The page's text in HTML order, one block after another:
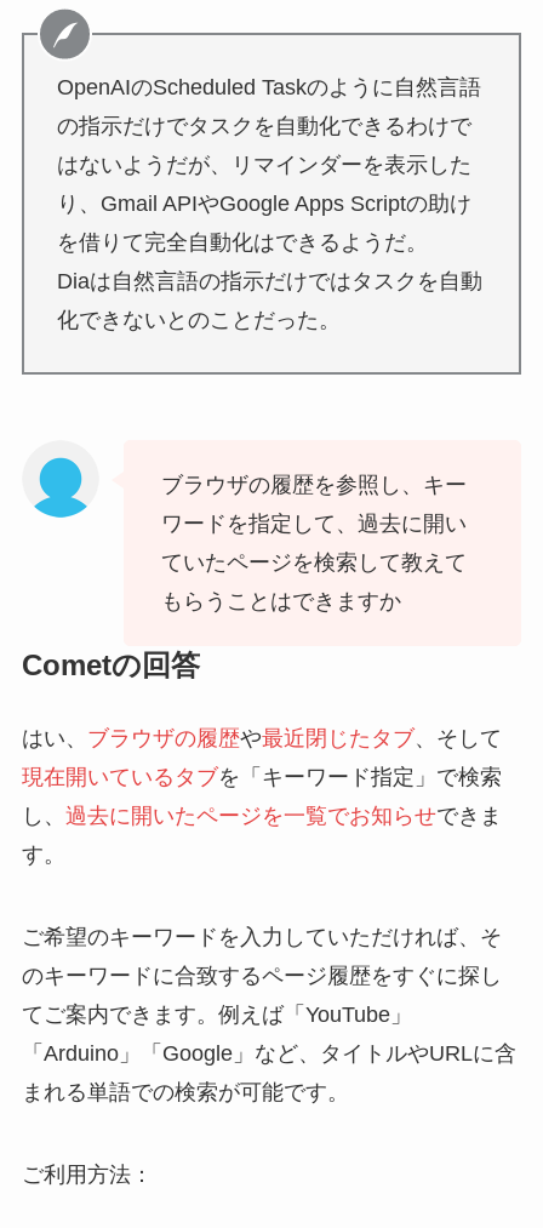
OpenAIのScheduled Taskのように自然言語
の指示だけでタスクを自動化できるわけで
はないようだが、リマインダーを表示した
り、Gmail APIやGoogle Apps Scriptの助け
を借りて完全自動化はできるようだ。
Diaは自然言語の指示だけではタスクを自動
化できないとのことだった。
ブラウザの履歴を参照し、キー
ワードを指定して、過去に開い
ていたページを検索して教えて
もらうことはできますか
Cometの回答
はい、 ブラウザの履歴や最近閉じたタブ、そして
現在開いているタブを「キーワード指定」で検索
し、 過去に開いたページを一覧でお知らせできま
す。
ご希望のキーワードを入力していただければ、そ
のキーワードに合致するページ履歴をすぐに探し
てご案内できます。例えば「YouTube」
「Arduino」「Google」など、タイトルやURLに含
まれる単語での検索が可能です。
ご利用方法：